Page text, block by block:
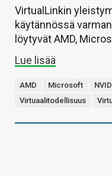
VirtualLinkin
käytännössä
löytyvät AMD,
Lue lisää
AMD Microsoft
Virtuaalitodellisuus